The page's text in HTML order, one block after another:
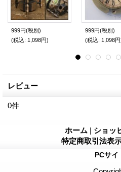
999円(税別)
(税込: 1,098円)
999円(税別)
(税込: 1,098
レビュー
0件
ホーム | ショッ
特定商取引法表
PCサイ